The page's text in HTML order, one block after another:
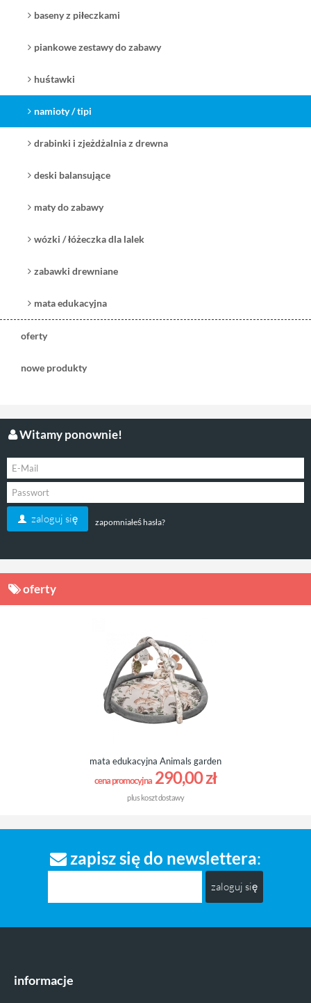
baseny z piłeczkami
piankowe zestawy do zabawy
huśtawki
namioty / tipi
drabinki i zjeżdżalnia z drewna
deski balansujące
maty do zabawy
wózki / łóżeczka dla lalek
zabawki drewniane
mata edukacyjna
oferty
nowe produkty
Witamy ponownie!
zaloguj się zapomniałeś hasła?
oferty
mata edukacyjna Animals garden
cena promocyjna 290,00 zł
plus koszt dostawy
zapisz się do newslettera
zaloguj się
informacje